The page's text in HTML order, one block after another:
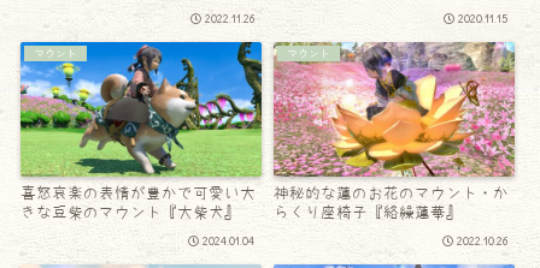
2022.11.26 2020.11.15
マウント
喜怒哀楽の表情が豊かで可愛い大
きな豆柴のマウント『大柴犬』
2024.01.04
マウント
神秘的な蓮のお花のマウント・か
らくり座椅子『絡繰蓮華』
2022.10.26